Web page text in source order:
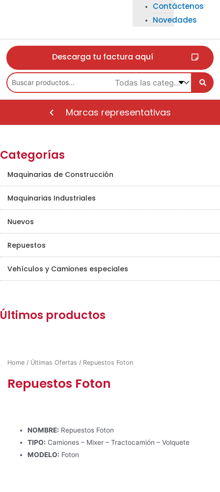
Contáctenos
Novedades
Descarga tu factura aquí
Marcas representativas
Categorías
Maquinarias de Construcción
Maquinarias Industriales
Nuevos
Repuestos
Vehículos y Camiones especiales
Últimos productos
Home / Últimas Ofertas / Repuestos Foton
Repuestos Foton
NOMBRE: Repuestos Foton
TIPO: Camiones – Mixer – Tractocamión – Volquete
MODELO: Foton